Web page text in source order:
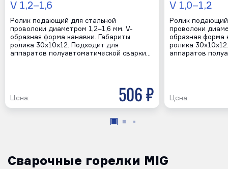
V 1,2–1,6
Ролик подающий для стальной
проволоки диаметром 1,2–1,6 мм. V-
образная форма канавки. Габариты
ролика 30х10х12. Подходит для
аппаратов полуавтоматической сварки…
Цена: 506 р
V 1,0–1,2
Ролик подающий
проволоки
образная форма
ролика
аппаратов
Цена:
Сварочные горелки MIG